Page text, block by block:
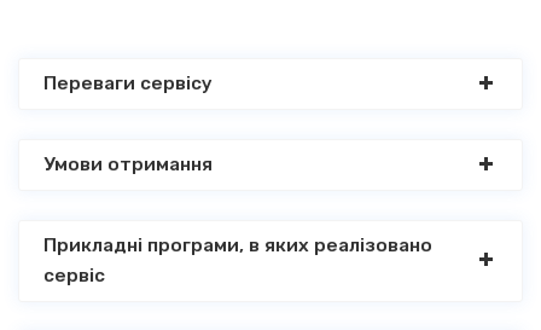
Переваги сервісу
Умови отримання
Прикладні програми, в яких реалізовано
сервіс